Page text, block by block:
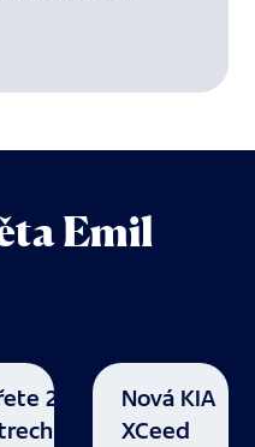
Emil
20 %
Nová KIA
XCeed